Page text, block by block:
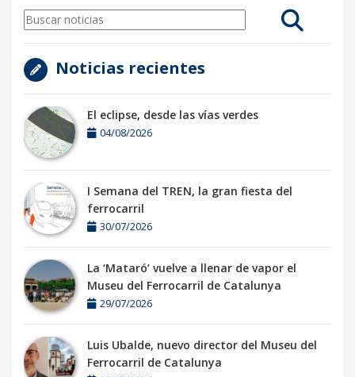
Noticias recientes
El eclipse, desde las vías verdes
04/08/2026
I Semana del TREN, la gran fiesta del
ferrocarril
30/07/2026
La ‘Mataró’ vuelve a llenar de vapor el
Museu del Ferrocarril de Catalunya
29/07/2026
Luis Ubalde, nuevo director del Museu del
Ferrocarril de Catalunya